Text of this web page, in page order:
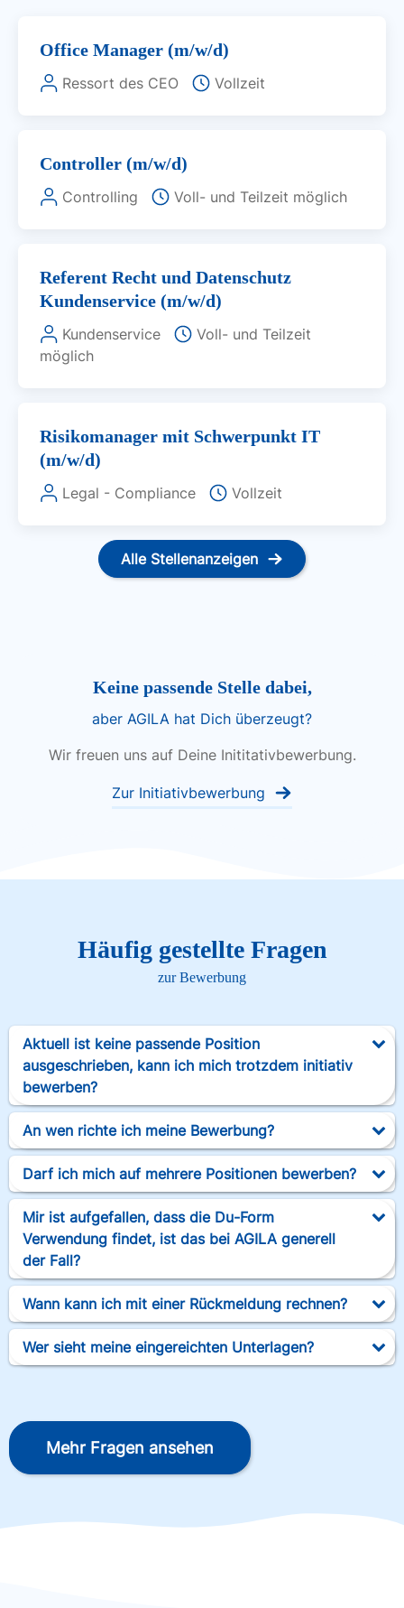
Office Manager (m/w/d)
Ressort des CEO Vollzeit
Controller (m/w/d)
Controlling Voll- und Teilzeit möglich
Referent Recht und Datenschutz
Kundenservice (m/w/d)
Kundenservice
Voll- und Teilzeit
möglich
Risikomanager mit Schwerpunkt IT
(m/w/d)
Legal - Compliance Vollzeit
Alle Stellenanzeigen
Keine passende Stelle dabei,
aber AGILA hat Dich überzeugt?
Wir freuen uns auf Deine Inititativbewerbung.
Zur Initiativbewerbung
Häufig gestellte Fragen
zur Bewerbung
Aktuell ist keine passende Position
ausgeschrieben, kann ich mich trotzdem initiativ
bewerben?
An wen richte ich meine Bewerbung?
Darf ich mich auf mehrere Positionen bewerben?
Mir ist aufgefallen, dass die Du-Form
Verwendung findet, ist das bei AGILA generell
der Fall?
Wann kann ich mit einer Rückmeldung rechnen?
Wer sieht meine eingereichten Unterlagen?
Mehr Fragen ansehen